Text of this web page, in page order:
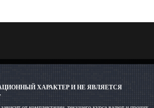
ХАРАКТЕР И НЕ ЯВЛЯЕТСЯ